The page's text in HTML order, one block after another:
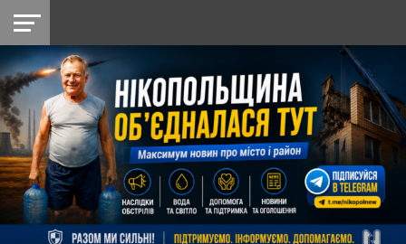
НІКОПОЛЬ
РАЙОН
СІЧЕСЛАВСЬКА
УКРАЇНА
РЕТРО
НІКОПОЛЬ
ЛАЙТ
УКРАЇНА
ДОПОМОГА
РАДІО